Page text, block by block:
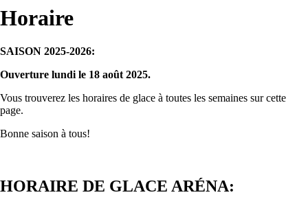
Horaire
SAISON 2025-2026:
Ouverture lundi le 18 août 2025.
Vous trouverez les horaires de glace à toutes les semaines sur cette
page.
Bonne saison à tous!
HORAIRE DE GLACE ARÉNA: